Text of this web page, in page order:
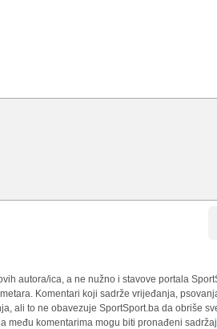
autora/ica, a ne nužno i stavove portala
Komentari koji sadrže vrijeđanja,
ali to ne obavezuje SportSport.ba da obriše
među komentarima mogu biti pronađeni